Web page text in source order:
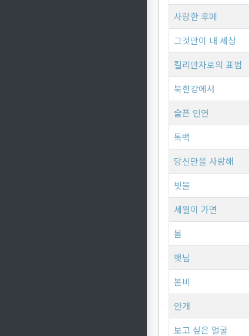
사랑한 후에
그것만이 내 세상
킬리만자로의 표범
북한강에서
슬픈 인연
독백
당신만을 사랑해
빗물
세월이 가면
봄
햇님
봄비
안개
보고 싶은 얼굴